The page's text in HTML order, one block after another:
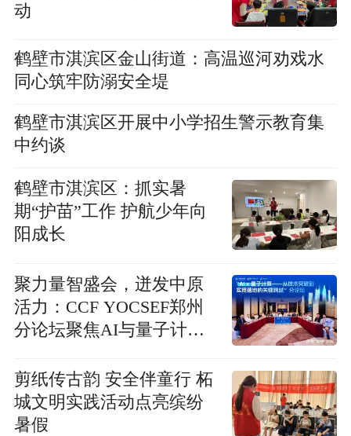
动
鹤壁市淇滨区金山街道：高温巡河劝戏水
同心筑牢防溺安全堤
鹤壁市淇滨区开展中小学招生警示教育集
中约谈
鹤壁市淇滨区：抓实暑
期“护苗”工作 护航少年向
阳成长
聚力量智盛会，迸发中原
活力：CCF YOCSEF郑州
分论坛聚焦AI与量子计算
剪纸传古韵 安全伴童行 柘
城文明实践活动点亮缤纷
暑假